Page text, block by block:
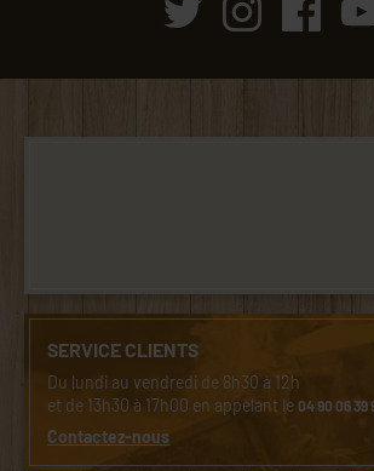
SERVICE CLIENTS
Du lundi au vendredi de 8h30 à 12h
et de 13h30 à 17h00 en appelant le04 90 06 39
Contactez-nous